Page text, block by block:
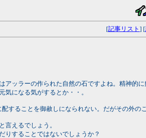
[記事リスト ] [
アッラーの作られた自然の石ですよね。精神
気になる気がするとか・・。
することを御赦しになられない。だがその外の
言えるでしょう。
りすることではないでしょうか？